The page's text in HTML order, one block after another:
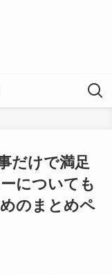
だけで満足
についても
のまとめペ